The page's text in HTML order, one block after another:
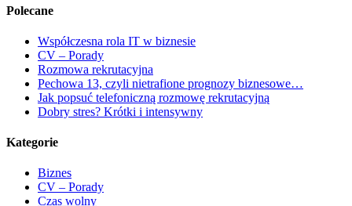
Polecane
Współczesna rola IT w biznesie
CV – Porady
Rozmowa rekrutacyjna
Pechowa 13, czyli nietrafione prognozy biznesowe…
Jak popsuć telefoniczną rozmowę rekrutacyjną
Dobry stres? Krótki i intensywny
Kategorie
Biznes
CV – Porady
Czas wolny